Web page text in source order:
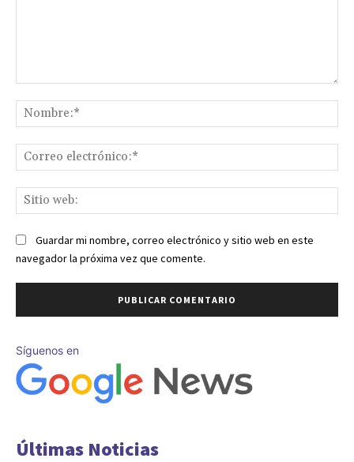
Guardar mi nombre, correo electrónico y sitio web en este
navegador la próxima vez que comente.
Síguenos en
Últimas Noticias